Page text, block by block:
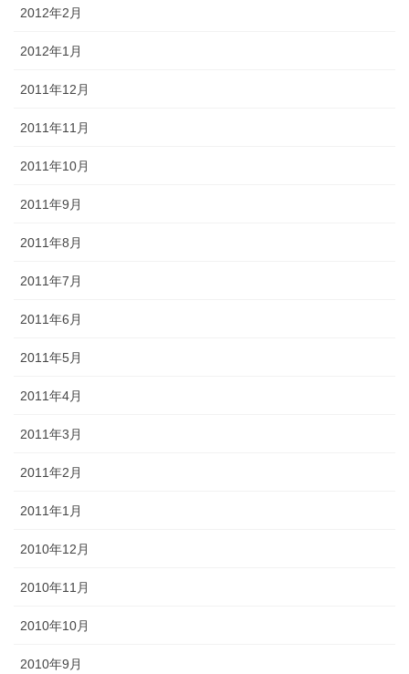
2012年2月
2012年1月
2011年12月
2011年11月
2011年10月
2011年9月
2011年8月
2011年7月
2011年6月
2011年5月
2011年4月
2011年3月
2011年2月
2011年1月
2010年12月
2010年11月
2010年10月
2010年9月